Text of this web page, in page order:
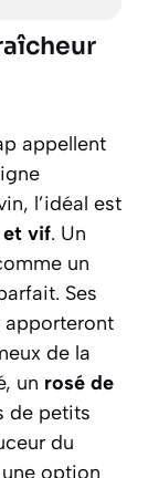
appellent
l’idéal est
et vif. Un
un
Ses
apporteront
de la
un rosé de
de petits
du
option